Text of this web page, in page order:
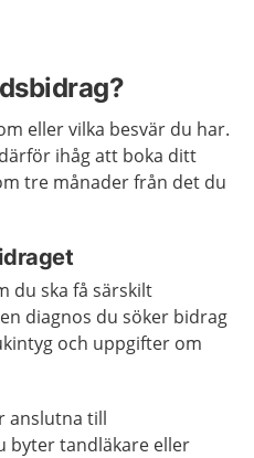
eller vilka besvär du har.
ihåg att boka ditt
tre månader från det du
du ska få särskilt
diagnos du söker bidrag
och uppgifter om
anslutna till
byter tandläkare eller